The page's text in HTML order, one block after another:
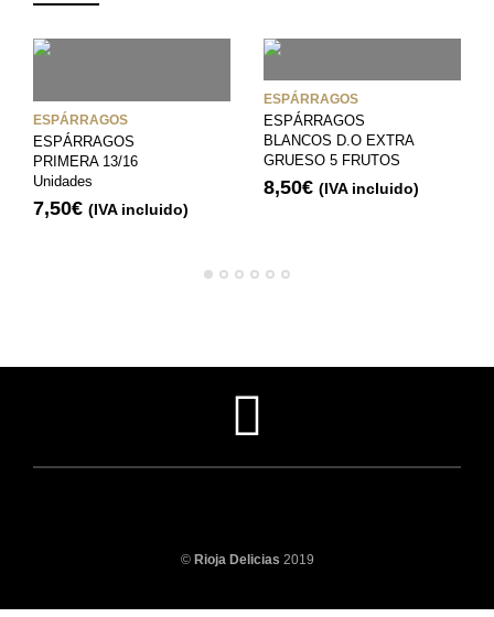
ESPÁRRAGOS
ESPÁRRAGOS
PRIMERA 13/16
Unidades
7,50€ (IVA incluido)
ESPÁRRAGOS
ESPÁRRAGOS
BLANCOS D.O EXTRA
GRUESO 5 FRUTOS
8,50€ (IVA incluido)
© Rioja Delicias 2019